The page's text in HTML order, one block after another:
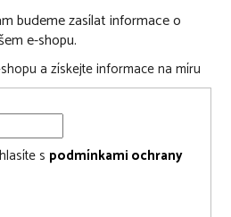
budeme zasílat informace o
e-shopu.
a získejte informace na míru
s podmínkami ochrany